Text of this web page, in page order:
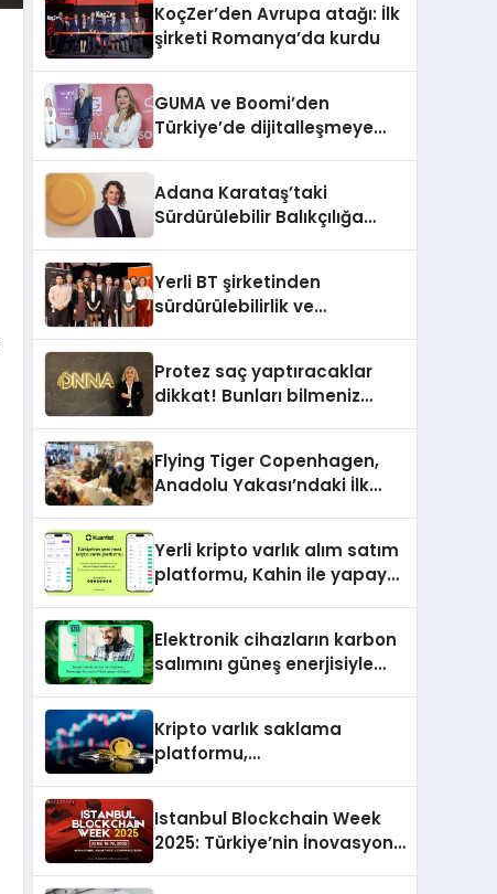
KoçZer’den Avrupa atağı: İlk
şirketi Romanya’da kurdu
GUMA ve Boomi’den
Türkiye’de dijitalleşmeye
Adana Karataş’taki
Sürdürülebilir Balıkçılığa
Yerli BT şirketinden
sürdürülebilirlik ve
Protez saç yaptıracaklar
dikkat! Bunları bilmeniz
Flying Tiger Copenhagen,
Anadolu Yakası’ndaki İlk
Yerli kripto varlık alım satım
platformu, Kahin ile yapay
Elektronik cihazların karbon
salımını güneş enerjisiyle
Kripto varlık saklama
platformu,
Istanbul Blockchain Week
2025: Türkiye’nin İnovasyon